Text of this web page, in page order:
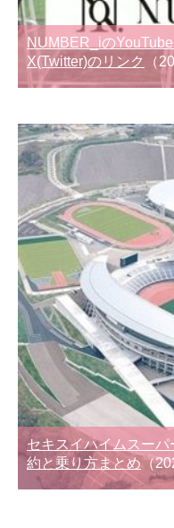
NUMBER_iの
X(Twitter)のリンク
（
セキスイハイムスー
約と乗り方まとめ （